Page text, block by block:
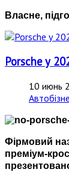
Власне,
Porsche у
10 июнь
Фірмовий
преміум-